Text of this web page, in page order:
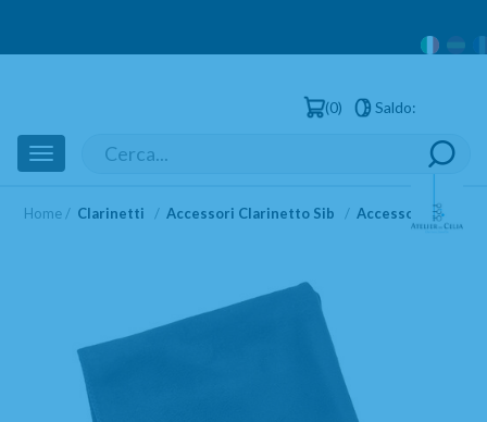
0 Saldo:
Toggle
navigation
Home Clarinetti Accessori Clarinetto Sib Accessori Pulizia